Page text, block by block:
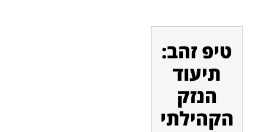
טיפ זהב:
תיעוד
הנזק
הקהילתי